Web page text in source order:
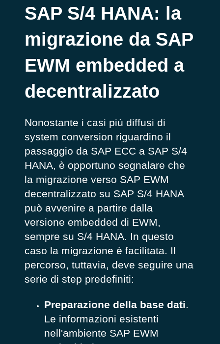
SAP S/4 HANA: la
migrazione da SAP
EWM embedded a
decentralizzato
Nonostante i casi più diffusi di
system conversion riguardino il
passaggio da SAP ECC a SAP S/4
HANA, è opportuno segnalare che
la migrazione verso SAP EWM
decentralizzato su SAP S/4 HANA
può avvenire a partire dalla
versione embedded di EWM,
sempre su S/4 HANA. In questo
caso la migrazione è facilitata. Il
percorso, tuttavia, deve seguire una
serie di step predefiniti:
Preparazione della base dati.
Le informazioni esistenti
nell'ambiente SAP EWM